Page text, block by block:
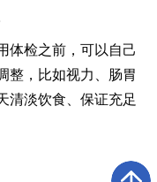
体检之前，可以自己
整，比如视力、肠胃
清淡饮食、保证充足